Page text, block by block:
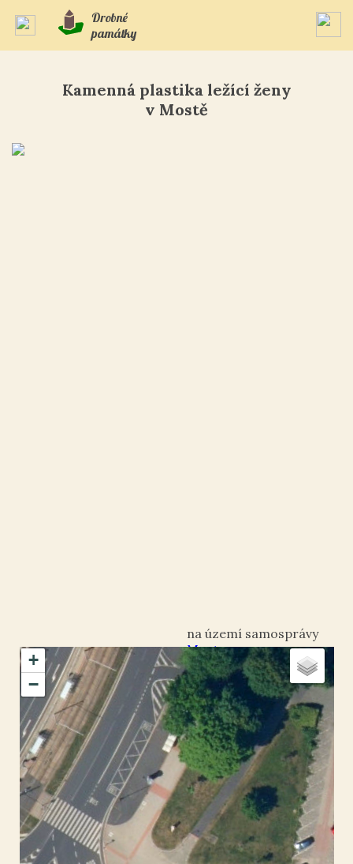
Drobné
památky
Kamenná plastika ležící ženy
v Mostě
+
−
Most
okres Most
Most II
50.505808,13.641198
Plastika